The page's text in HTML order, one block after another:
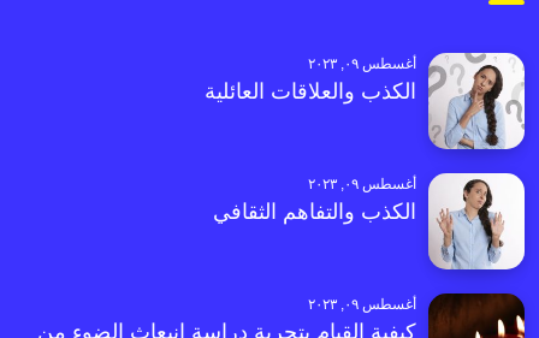
أغسطس ٠٩, ٢٠٢٣
الكذب والعلاقات العائلية
أغسطس ٠٩, ٢٠٢٣
الكذب والتفاهم الثقافي
أغسطس ٠٩, ٢٠٢٣
كيفية القيام بتجربة دراسة انبعاث الضوء من